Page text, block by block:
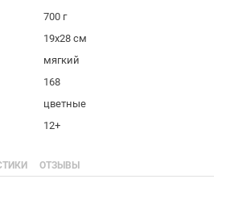
700 г
19х28 см
мягкий
168
цветные
12+
ОТЗЫВЫ